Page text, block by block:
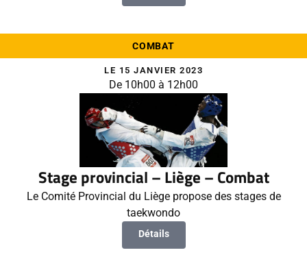
COMBAT
LE 15 JANVIER 2023
De 10h00 à 12h00
Stage provincial – Liège – Combat
Le Comité Provincial du Liège propose des stages de
taekwondo
Détails